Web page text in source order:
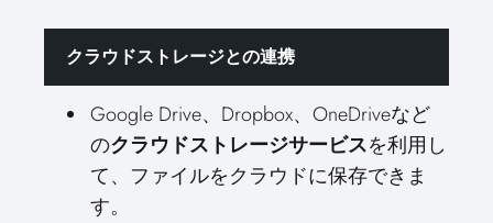
クラウドストレージとの連携
Google Drive、Dropbox、OneDriveなど
のクラウドストレージサービスを利用し
て、ファイルをクラウドに保存できま
す。